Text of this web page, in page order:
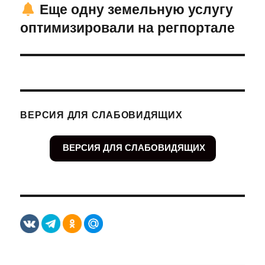
Следующая
запись:
Еще одну земельную услугу
оптимизировали на регпортале
ВЕРСИЯ ДЛЯ СЛАБОВИДЯЩИХ
ВЕРСИЯ ДЛЯ СЛАБОВИДЯЩИХ